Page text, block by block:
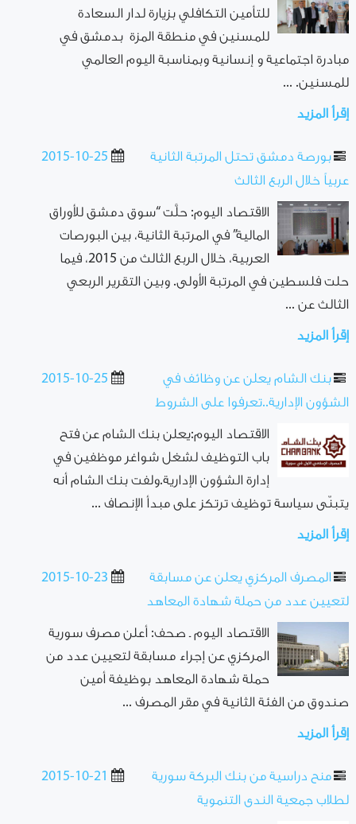
للتأمين التكافلي بزيارة لدار السعادة
للمسنين في منطقة المزة بدمشق في
مبادرة اجتماعية و إنسانية وبمناسبة اليوم العالمي
للمسنين. ...
إقرأ المزيد
2015-10-25
بورصة دمشق تحتل المرتبة الثانية
عربياً خلال الربع الثالث
الاقتصاد اليوم: حلَّت “سوق دمشق للأوراق
المالية” في المرتبة الثانية، بين البورصات
العربية، خلال الربع الثالث من 2015، فيما
حلت فلسطين في المرتبة الأولى. وبين التقرير الربعي
الثالث عن ...
إقرأ المزيد
2015-10-25
بنك الشام يعلن عن وظائف في
الشؤون الإدارية..تعرفوا على الشروط
الاقتصاد اليوم:يعلن بنك الشام عن فتح
باب التوظيف لشغل شواغر موظفين في
إدارة الشؤون الإدارية‬.ولفت بنك الشام أنه
يتبنّى سياسة توظيف ترتكز على مبدأ الإنصاف ...
إقرأ المزيد
2015-10-23
المصرف المركزي يعلن عن مسابقة
لتعيين عدد من حملة شهادة المعاهد
الاقتصاد اليوم ـ صحف: أعلن مصرف سورية
المركزي عن إجراء مسابقة لتعيين عدد من
حملة شهادة المعاهد بوظيفة أمين
صندوق من الفئة الثانية في مقر المصرف ...
إقرأ المزيد
2015-10-21
منح دراسية من بنك البركة سورية
لطلاب جمعية الندى التنموية